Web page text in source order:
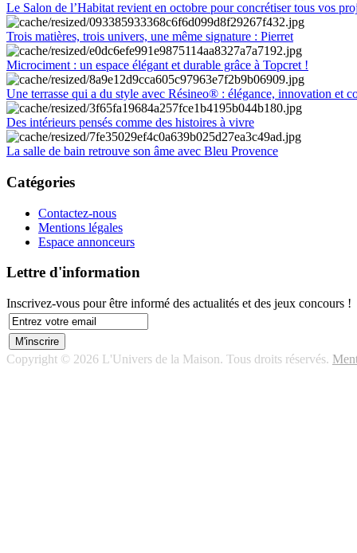
Le Salon de l’Habitat revient en octobre pour concrétiser tous vos
Trois matières, trois univers, une même signature : Pierret
Microciment : un espace élégant et durable grâce à Topcret !
Une terrasse qui a du style avec Résineo® : élégance, innovation et
Des intérieurs pensés comme des histoires à vivre
La salle de bain retrouve son âme avec Bleu Provence
Catégories
Contactez-nous
Mentions légales
Espace annonceurs
Lettre d'information
Inscrivez-vous pour être informé des actualités et des jeux concours !
Copyright © 2026 L'Univers de la Maison. Tous droits réservés.